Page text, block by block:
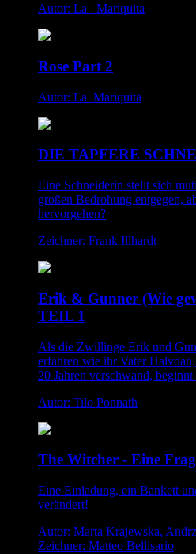
Autor: La _Mariquita
Rose Part 2
Autor: La_Mariquita
DIE TAPFERE
Eine Schneiderin stellt sich
großen Bedrohung entgegen,
hervorgehen?
Zeichner: Frank Illhardt
Erik & Gunner (Wie
TEIL 1
Als die Zwillinge Erik und
erfahren wie ihr Vater
20 Jahren verschwand, beginnt
Autor: Tilo Ponnath
The Witcher - Eine
Eine Einladung, ein Bankett
verändert!
Autor: Marta Krajewska,
Zeichner: Matteo Bellisario